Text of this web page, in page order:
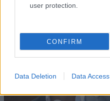
user protection.
CONFIRM
Data Deletion Data Access